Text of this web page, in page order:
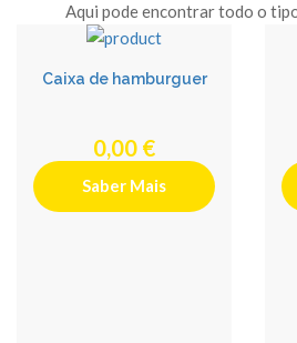
Aqui pode encontrar todo o tipo
Caixa de hamburguer
0,00 €
Saber Mais